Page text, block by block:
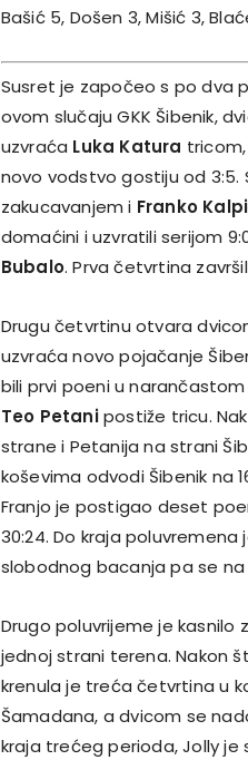
Bašić 5, Došen 3, Mišić 3,
Susret je započeo s po dva
ovom slučaju GKK Šibenik,
uzvraća Luka Katura
novo vodstvo gostiju od 3:5.
zakucavanjem i Franko
domaćini i uzvratili serijom
Bubalo. Prva četvrtina
Drugu četvrtinu otvara
uzvraća novo pojačanje
bili prvi poeni u
Teo Petanipostiže tricu.
strane i Petanija na strani
koševima odvodi Šibenik na
Franjo je postigao deset
30:24. Do kraja poluvremena
slobodnog bacanja pa se
Drugo poluvrijeme je
jednoj strani terena. Nakon
krenula je treća četvrtina u
Šamadana, a dvicom se
kraja trećeg perioda, Jolly